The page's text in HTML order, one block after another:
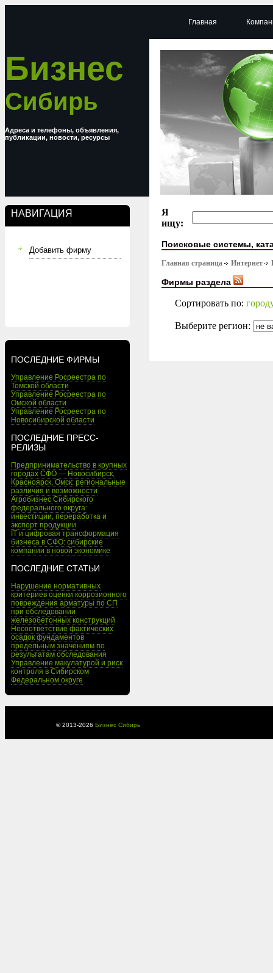
Бизнес
Сибирь
Адреса и телефоны, объявления,
публикации, новости, ресурсы
НАВИГАЦИЯ
Добавить фирму
ПОСЛЕДНИЕ ФИРМЫ
Управление Росреестра по
Томской области
Управление Росреестра по
Омской области
Управление Росреестра по
Новосибирской области
ПОСЛЕДНИЕ ПРЕСС-
РЕЛИЗЫ
Предпринимательство в крупных
городах СФО — Новосибирск,
Красноярск, Омск: региональные
различия и возможности
Агробизнес Сибирского
федерального округа:
инвестиции, переработка и
экспорт продукции
IT и цифровая трансформация
бизнеса в СФО: сибирские
компании в новой экономике
ПОСЛЕДНИЕ СТАТЬИ
Нарушение нормативных
критериев оценки коррозионного
повреждения арматуры по СП
при обследовании
железобетонных конструкций
Несоответствие фактических
осадок фундаментов
предельным значениям по
результатам обследования
Управление макулатурой и риск
контроля в Сибирском
Федеральном округе
Главная
Я
ищу:
Поисковые системы,
Главная страница Интернет
Фирмы раздела
Сортировать по:
Выберите регион:
© 2013-2026 Бизнес Сибирь